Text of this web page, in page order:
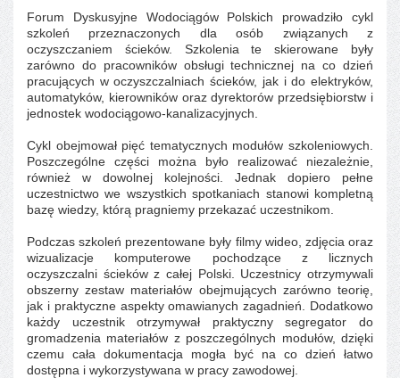
Forum Dyskusyjne Wodociągów Polskich prowadziło cykl
szkoleń przeznaczonych dla osób związanych z
oczyszczaniem ścieków. Szkolenia te skierowane były
zarówno do pracowników obsługi technicznej na co dzień
pracujących w oczyszczalniach ścieków, jak i do elektryków,
automatyków, kierowników oraz dyrektorów przedsiębiorstw i
jednostek wodociągowo-kanalizacyjnych.
Cykl obejmował pięć tematycznych modułów szkoleniowych.
Poszczególne części można było realizować niezależnie,
również w dowolnej kolejności. Jednak dopiero pełne
uczestnictwo we wszystkich spotkaniach stanowi kompletną
bazę wiedzy, którą pragniemy przekazać uczestnikom.
Podczas szkoleń prezentowane były filmy wideo, zdjęcia oraz
wizualizacje komputerowe pochodzące z licznych
oczyszczalni ścieków z całej Polski. Uczestnicy otrzymywali
obszerny zestaw materiałów obejmujących zarówno teorię,
jak i praktyczne aspekty omawianych zagadnień. Dodatkowo
każdy uczestnik otrzymywał praktyczny segregator do
gromadzenia materiałów z poszczególnych modułów, dzięki
czemu cała dokumentacja mogła być na co dzień łatwo
dostępna i wykorzystywana w pracy zawodowej.